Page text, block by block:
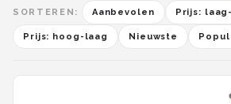
SORTEREN: Aanbevolen Prijs:
Prijs: hoog-laag Nieuwste